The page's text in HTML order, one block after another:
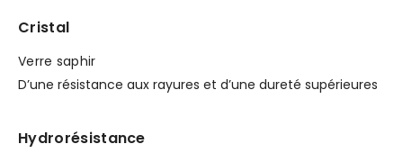
Cristal
Verre saphir
D’une résistance aux rayures et d’une dureté supérieures
Hydrorésistance